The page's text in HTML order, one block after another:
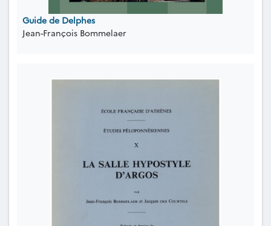
Guide de Delphes
Jean-François Bommelaer